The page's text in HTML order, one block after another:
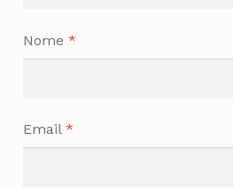
Nome *
Email *